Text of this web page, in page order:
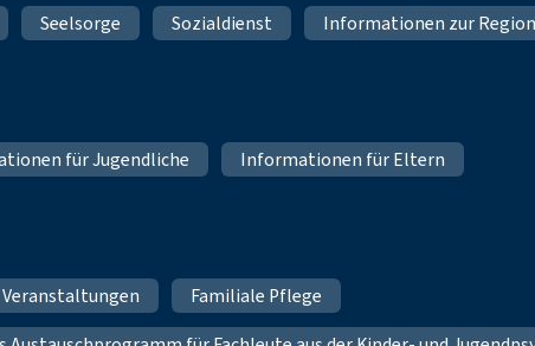
Seelsorge Sozialdienst Informationen zur Region
für Jugendliche Informationen für Eltern
Veranstaltungen
Familiale Pflege